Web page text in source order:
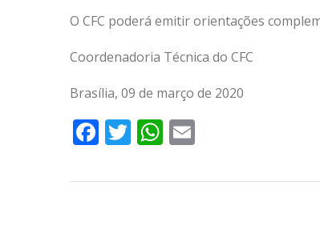
O CFC poderá emitir orientações
Coordenadoria Técnica do CFC
Brasília, 09 de março de 2020
Facebook
TwitterWhatsApp